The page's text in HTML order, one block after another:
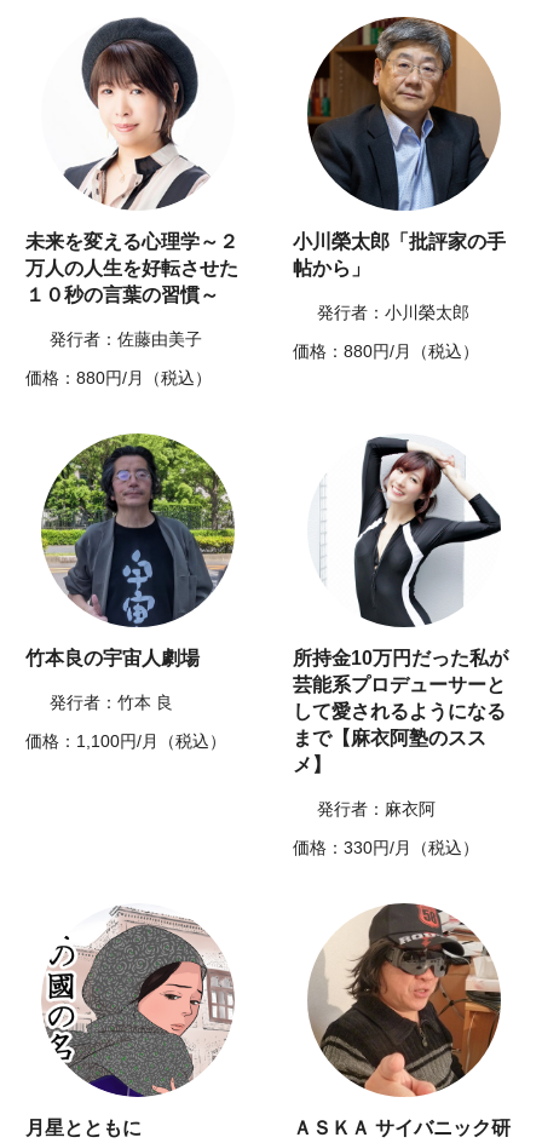
未来を変える心理学～２
万人の人生を好転させた
１０秒の言葉の習慣～
発行者：佐藤由美子
価格：880円/月（税込）
小川榮太郎「批評家の手
帖から」
発行者：小川榮太郎
価格：880円/月（税込）
竹本良の宇宙人劇場
発行者：竹本 良
価格：1,100円/月（税込）
所持金10万円だった私が
芸能系プロデューサーと
して愛されるようになる
まで【麻衣阿塾のスス
メ】
発行者：麻衣阿
価格：330円/月（税込）
月星とともに
ＡＳＫＡ サイバニック研